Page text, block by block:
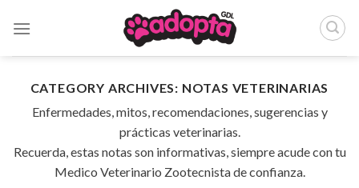
CATEGORY ARCHIVES: NOTAS VETERINARIAS
Enfermedades, mitos, recomendaciones, sugerencias y
prácticas veterinarias.
Recuerda, estas notas son informativas, siempre acude con tu
Medico Veterinario Zootecnista de confianza.